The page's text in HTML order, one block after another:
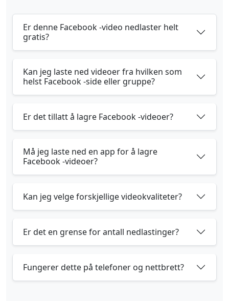
Er denne Facebook -video nedlaster helt
gratis?
Kan jeg laste ned videoer fra hvilken som
helst Facebook -side eller gruppe?
Er det tillatt å lagre Facebook -videoer?
Må jeg laste ned en app for å lagre
Facebook -videoer?
Kan jeg velge forskjellige videokvaliteter?
Er det en grense for antall nedlastinger?
Fungerer dette på telefoner og nettbrett?